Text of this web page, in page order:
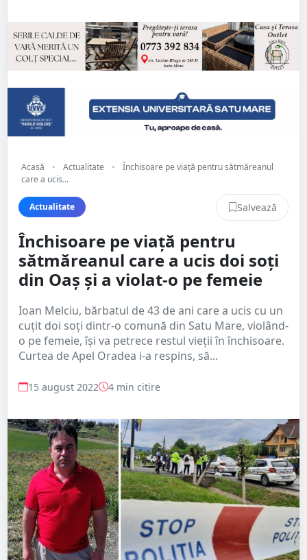
Acasă • Actualitate •
Închisoare pe viață pentru sătmăreanul
care a ucis...
Actualitate Salvează
Închisoare pe viață pentru
sătmăreanul care a ucis doi soți
din Oaș și a violat-o pe femeie
Ioan Melciu, bărbatul de 43 de ani care a ucis cu un
cuțit doi soți dintr-o comună din Satu Mare, violând-
o pe femeie, își va petrece restul vieții în închisoare.
Curtea de Apel Oradea i-a respins, să...
15 august 2022 4 min citire